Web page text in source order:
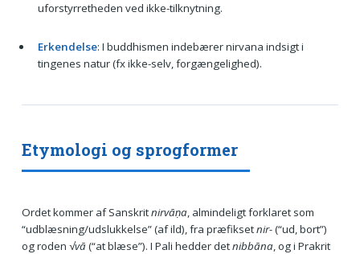
uforstyrretheden ved ikke-tilknytning.
Erkendelse: I buddhismen indebærer nirvana indsigt i
tingenes natur (fx ikke-selv, forgængelighed).
Etymologi og sprogformer
Ordet kommer af Sanskritnirvāṇa, almindeligt forklaret som
“udblæsning/udslukkelse” (af ild), fra præfiksetnir-(“ud, bort”)
og roden √vā(“at blæse”). I Pali hedder detnibbāna, og i Prakrit